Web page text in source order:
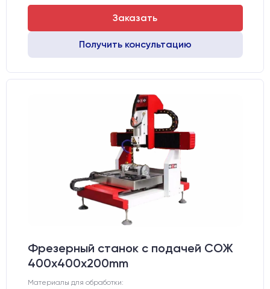
Заказать
Получить консультацию
Фрезерный станок с подачей СОЖ
400x400x200mm
Материалы для обработки: